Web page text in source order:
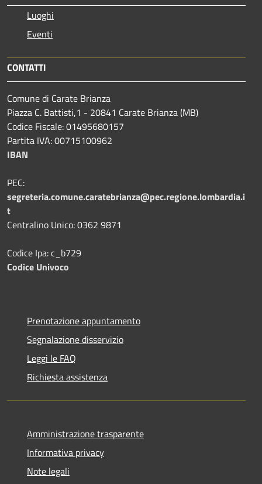
Luoghi
Eventi
CONTATTI
Comune di Carate Brianza
Piazza C. Battisti,1 - 20841 Carate Brianza (MB)
Codice Fiscale: 01495680157
Partita IVA: 00715100962
IBAN
PEC:
segreteria.comune.caratebrianza@pec.regione.lombardia.i
t
Centralino Unico: 0362 9871
Codice Ipa: c_b729
Codice Univoco
Prenotazione appuntamento
Segnalazione disservizio
Leggi le FAQ
Richiesta assistenza
Amministrazione trasparente
Informativa privacy
Note legali